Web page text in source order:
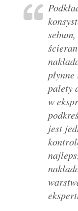
palety
w
jest